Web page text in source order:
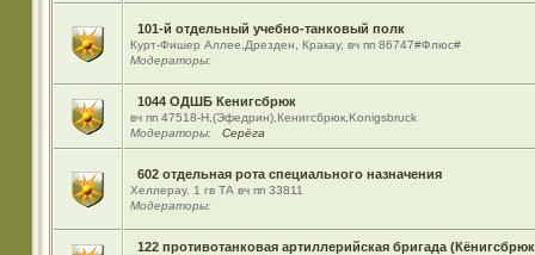
101-й отдельный учебно-танковый полк
Курт-Фишер Аллее,Дрезден, Кракау, вч пп 86747#Флюс#
Модераторы:
1044 ОДШБ Кенигсбрюк
вч пп 47518-Н,(Эфедрин),Кенигсбрюк,Konigsbruck
Модераторы:
Серёга
602 отдельная рота специального назначения
Хеллерау. 1 гв ТА вч пп 33811
Модераторы:
122 противотанковая артиллерийская бригада